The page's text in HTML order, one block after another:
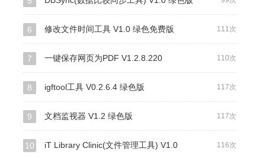
111次
6 修改文件时间工具 V1.0 绿色免费版
110次
7 一键保存网页为PDF V1.2.8.220
117次
8 igftool工具 V0.2.6.4 绿色版
117次
9 文档监视器 V1.2 绿色版
116次
10 iT Library Clinic(文件管理工具) V1.0